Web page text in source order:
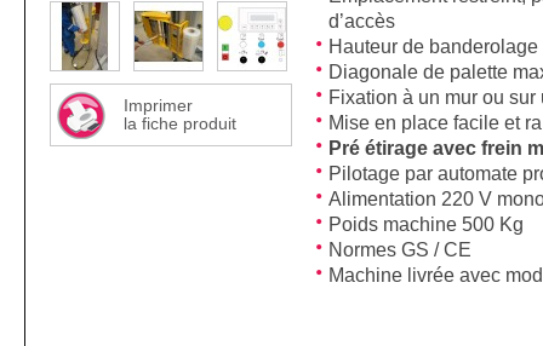
Imprimer
la fiche produit
d’accès
Hauteur de
Diagonale de palette
Fixation à un mur ou sur
Mise en place facile et
Pré étirage avec frein
Pilotage par automate
Alimentation 220 V
Poids machine 500 Kg
Normes GS / CE
Machine livrée avec